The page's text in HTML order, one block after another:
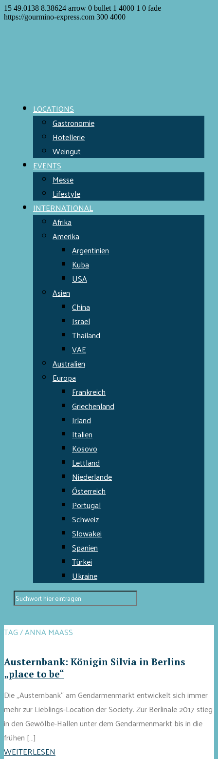
15 49.0138 8.38624 arrow 0 bullet 1 4000 1 0 fade
https://gourmino-express.com 300 4000
LOCATIONS
Gastronomie
Hotellerie
Weingut
EVENTS
Messe
Lifestyle
INTERNATIONAL
Afrika
Amerika
Argentinien
Kuba
USA
Asien
China
Israel
Thailand
VAE
Australien
Europa
Frankreich
Griechenland
Irland
Italien
Kosovo
Lettland
Niederlande
Österreich
Portugal
Schweiz
Slowakei
Spanien
Türkei
Ukraine
TAG / ANNA MAASS
Austernbank: Königin Silvia in Berlins
„place to be“
Die „Austernbank“ am Gendarmenmarkt entwickelt sich immer
mehr zur Lieblings-Location der Society. Zur Berlinale 2017 stieg
in den Gewölbe-Hallen unter dem Gendarmenmarkt bis in die
frühen […]
WEITERLESEN